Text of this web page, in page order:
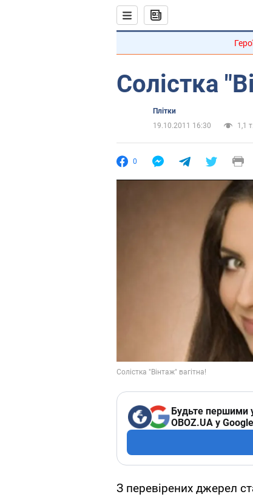
Солістка
Плітки
19.10.2011 16:30
1,1 т.
0
Будьте першими
OBOZ.UA у Google
З перевірених джерел